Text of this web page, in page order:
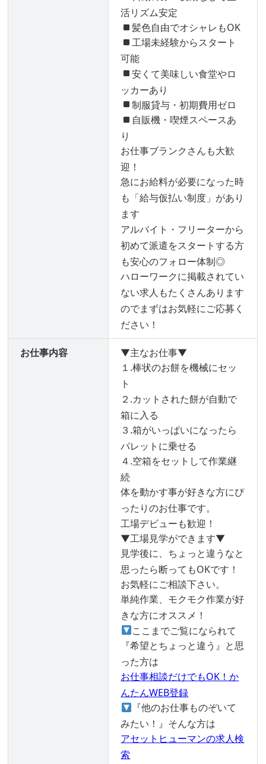
活リズム安定
髪色自由でオシャレもOK
工場未経験からスタート
可能
安くて美味しい食堂やロ
ッカーあり
制服貸与・初期費用ゼロ
自販機・喫煙スペースあ
り
お仕事ブランクさんも大歓
迎！
急にお給料が必要になった時
も「給与仮払い制度」があり
ます
アルバイト・フリーターから
初めて派遣をスタートする方
も安心のフォロー体制◎
ハローワークに掲載されてい
ない求人もたくさんあります
のでまずはお気軽にご応募く
ださい！
お仕事内容
▼主なお仕事▼
１.棒状のお餅を機械にセッ
ト
２.カットされた餅が自動で
箱に入る
３.箱がいっぱいになったら
パレットに乗せる
４.空箱をセットして作業継
続
体を動かす事が好きな方にぴ
ったりのお仕事です。
工場デビューも歓迎！
▼工場見学ができます▼
見学後に、ちょっと違うなと
思ったら断ってもOKです！
お気軽にご相談下さい。
単純作業、モクモク作業が好
きな方にオススメ！
ここまでご覧になられて
『希望とちょっと違う』と思
った方は
お仕事相談だけでもOK！か
んたんWEB登録
『他のお仕事ものぞいて
みたい！』そんな方は
アセットヒューマンの求人検
索